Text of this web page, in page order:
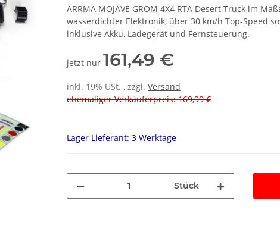
ARRMA MOJAVE GROM 4X4 RTA Desert Truck im
wasserdichter Elektronik, über 30 km/h Top-Speed
inklusive Akku, Ladegerät und Fernsteuerung.
jetzt nur 161,49 €
inkl. 19% USt. , zzgl. Versand
ehemaliger Verkäuferpreis: 169,99 €
Lager Lieferant: 3 Werktage
Stück